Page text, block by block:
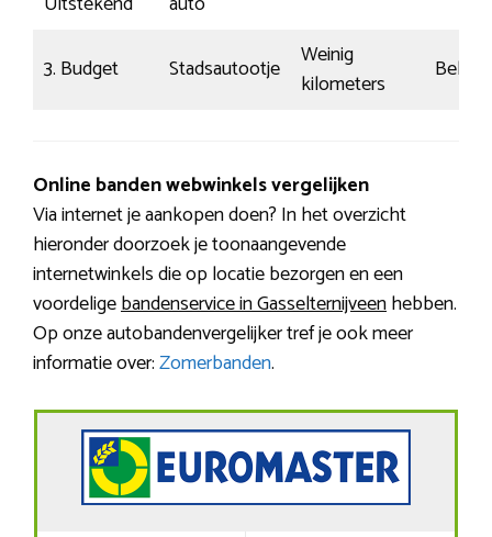
3. Budget Stadsautootje
Weinig
kilometers
Online banden webwinkels vergelijken
Via internet je aankopen doen? In het overzicht
hieronder doorzoek je toonaangevende
internetwinkels die op locatie bezorgen en een
voordeligebandenservice in Gasselternijveenhebben.
Op onze autobandenvergelijker tref je ook meer
informatie over:Zomerbanden.